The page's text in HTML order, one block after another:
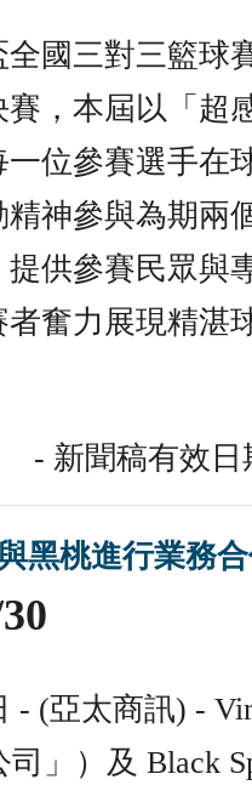
全國三對三籃球
，本屆以「超
位參賽選手在
神參與為期兩
供參賽民眾與
奮力展現精湛
- 新聞稿有效日
黑桃進行業務
- (亞太商訊) -
司」）及 Black